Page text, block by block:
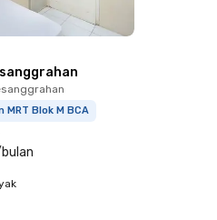
Blok M BCA
bulan